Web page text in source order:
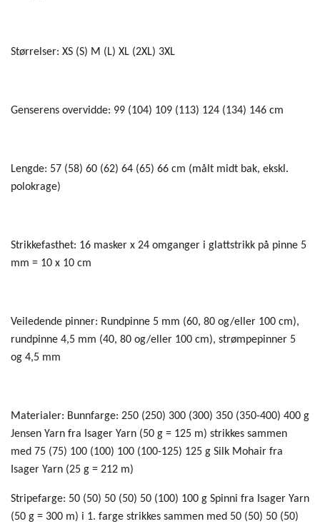
Størrelser: XS (S) M (L) XL (2XL) 3XL
Genserens overvidde: 99 (104) 109 (113) 124 (134) 146 cm
Lengde: 57 (58) 60 (62) 64 (65) 66 cm (målt midt bak, ekskl.
polokrage)
Strikkefasthet: 16 masker x 24 omganger i glattstrikk på pinne 5
mm = 10 x 10 cm
Veiledende pinner: Rundpinne 5 mm (60, 80 og/eller 100 cm),
rundpinne 4,5 mm (40, 80 og/eller 100 cm), strømpepinner 5
og 4,5 mm
Materialer: Bunnfarge: 250 (250) 300 (300) 350 (350-400) 400 g
Jensen Yarn fra Isager Yarn (50 g = 125 m) strikkes sammen
med 75 (75) 100 (100) 100 (100-125) 125 g Silk Mohair fra
Isager Yarn (25 g = 212 m)
Stripefarge: 50 (50) 50 (50) 50 (100) 100 g Spinni fra Isager Yarn
(50 g = 300 m) i 1. farge strikkes sammen med 50 (50) 50 (50)